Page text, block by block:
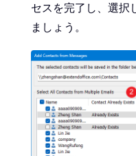
セスを完了し、選択
ましょう。